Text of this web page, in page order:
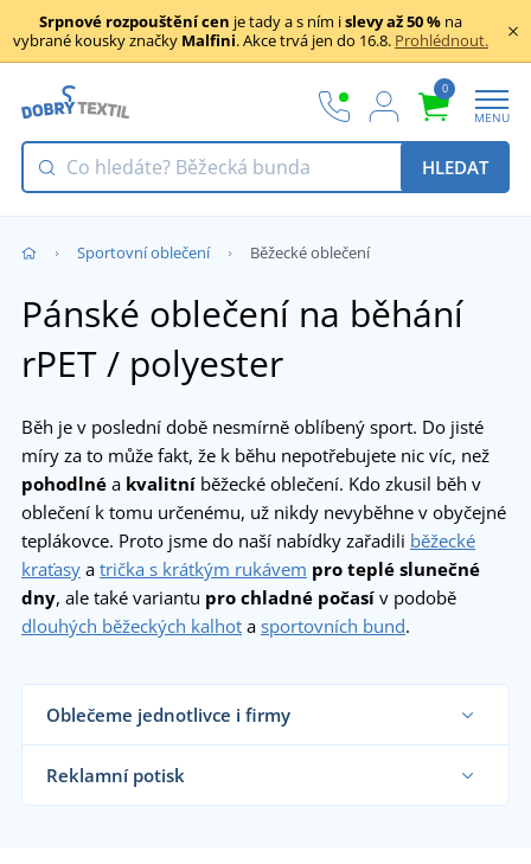
Srpnové rozpouštění cen je tady a s ním islevy až 50 % na
vybrané kousky značky Malfini. Akce trvá jen do 16.8. Prohlédnout.
0
MENU
HLEDAT
Sportovní oblečení Běžecké oblečení
Pánské oblečení na běhání
rPET / polyester
Běh je v poslední době nesmírně oblíbený sport. Do jisté
míry za to může fakt, že k běhu nepotřebujete nic víc, než
pohodlné a kvalitní běžecké oblečení. Kdo zkusil běh v
oblečení k tomu určenému, už nikdy nevyběhne v obyčejné
teplákovce. Proto jsme do naší nabídky zařadili běžecké
kraťasy a trička s krátkým rukávem pro teplé slunečné
dny, ale také variantu pro chladné počasí v podobě
dlouhých běžeckých kalhot a sportovních bund.
Oblečeme jednotlivce i firmy
Dodáváme běžecké oblečení sportovním týmům,
klubům a organizacím i koncovým zákazníkům již
od 1 kusu.
Chci vědět více
Reklamní potisk